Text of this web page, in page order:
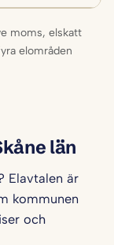
moms, elskatt
elområden
län
Elavtalen är
kommunen
och